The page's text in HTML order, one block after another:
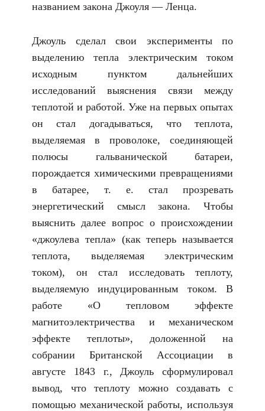
названием закона Джоуля — Ленца.
Джоуль сделал свои эксперименты по
выделению тепла электрическим током
исходным пунктом дальнейших
исследований выяснения связи между
теплотой и работой. Уже на первых опытах
он стал догадываться, что теплота,
выделяемая в проволоке, соединяющей
полюсы гальванической батареи,
порождается химическими превращениями
в батарее, т. е. стал прозревать
энергетический смысл закона. Чтобы
выяснить далее вопрос о происхождении
«джоулева тепла» (как теперь называется
теплота, выделяемая электрическим
током), он стал исследовать теплоту,
выделяемую индуцированным током. В
работе «О тепловом эффекте
магнитоэлектричества и механическом
эффекте теплоты», доложенной на
собрании Британской Ассоциации в
августе 1843 г., Джоуль сформулировал
вывод, что теплоту можно создавать с
помощью механической работы, используя